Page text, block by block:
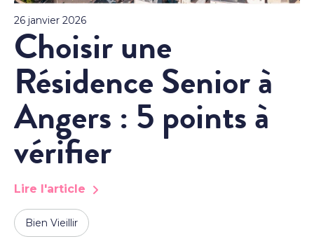
26 janvier 2026
Choisir une
Résidence Senior à
Angers : 5 points à
vérifier
Lire l'article
Bien Vieillir